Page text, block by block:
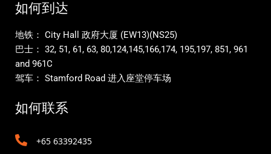
如何到达
地铁： City Hall 政府大厦 (EW13)(NS25)
巴士： 32, 51, 61, 63, 80,124,145,166,174, 195,197, 851, 961
and 961C
驾车： Stamford Road 进入座堂停车场
如何联系
+65 63392435